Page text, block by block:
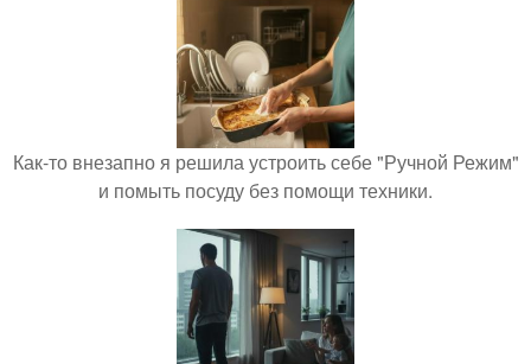
Как-то внезапно я решила устроить себе "Ручной Режим"
и помыть посуду без помощи техники.